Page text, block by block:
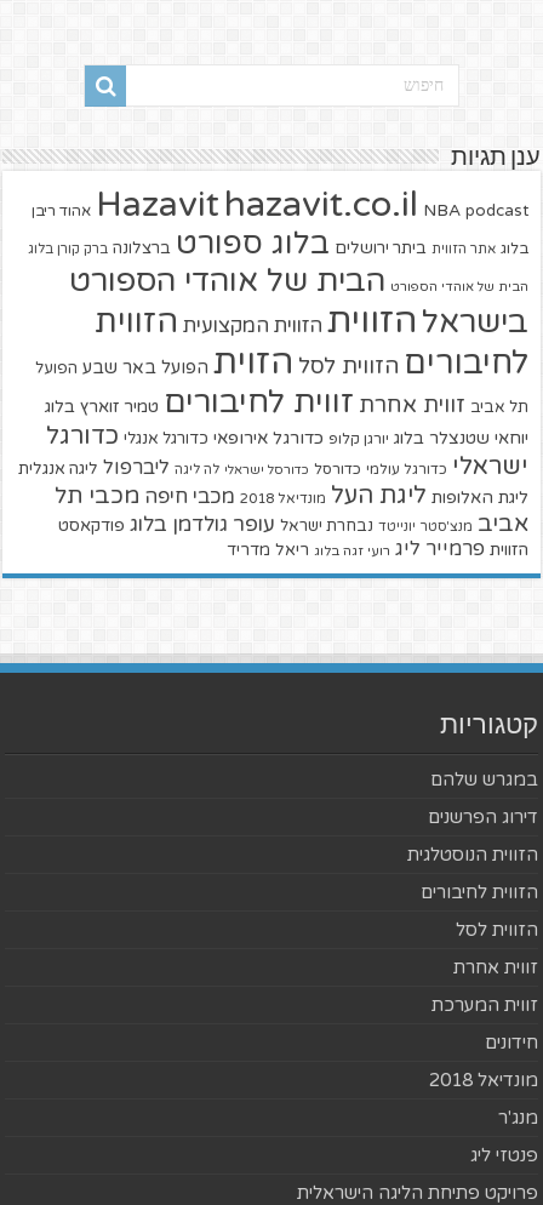
ענן תגיות
Hazavit hazavit.co.il NBA podcast אהוד ריבן
בלוג אתר הזווית ביתר ירושלים בלוג ספורט ברצלונה ברק קורן בלוג
הבית של אוהדי הספורט הבית של אוהדי הספורט
בישראל הזווית הזווית המקצועית הזווית
לחיבורים הזווית לסל הזוית הפועל באר שבע הפועל
תל אביב זווית אחרת זווית לחיבורים טמיר זוארץ בלוג
יוחאי שטנצלר בלוג יורגן קלופ כדורגל אירופאי כדורגל אנגלי כדורגל
ישראלי כדורגל עולמי כדורסל כדורסל ישראלי לה ליגה ליברפול ליגה אנגלית
ליגת האלופות ליגת העל מונדיאל 2018 מכבי חיפה מכבי תל
אביב מנצ'סטר יונייטד נבחרת ישראל עופר גולדמן בלוג פודקאסט
הזווית פרמייר ליג רועי זגה בלוג ריאל מדריד
קטגוריות
במגרש שלהם
דירוג הפרשנים
הזווית הנוסטלגית
הזווית לחיבורים
הזווית לסל
זווית אחרת
זווית המערכת
חידונים
מונדיאל 2018
מנג'ר
פנטזי ליג
פרויקט פתיחת הליגה הישראלית